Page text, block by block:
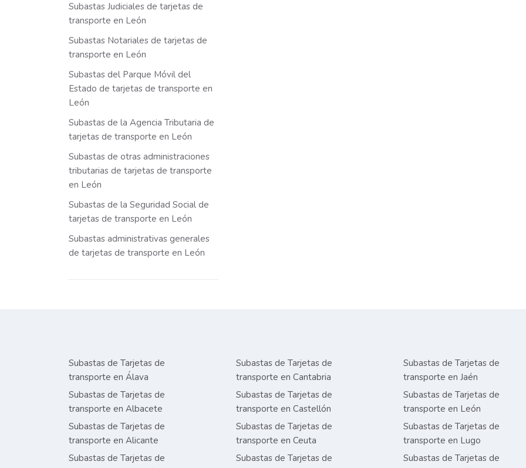
Subastas Judiciales de tarjetas de
transporte en León
Subastas Notariales de tarjetas de
transporte en León
Subastas del Parque Móvil del
Estado de tarjetas de transporte en
León
Subastas de la Agencia Tributaria de
tarjetas de transporte en León
Subastas de otras administraciones
tributarias de tarjetas de transporte
en León
Subastas de la Seguridad Social de
tarjetas de transporte en León
Subastas administrativas generales
de tarjetas de transporte en León
Subastas de Tarjetas de
transporte en Álava
Subastas de Tarjetas de
transporte en Albacete
Subastas de Tarjetas de
transporte en Alicante
Subastas de Tarjetas de
Subastas de Tarjetas de
transporte en Cantabria
Subastas de Tarjetas de
transporte en Castellón
Subastas de Tarjetas de
transporte en Ceuta
Subastas de Tarjetas de
Subastas de Tarjetas de
transporte en Jaén
Subastas de Tarjetas de
transporte en León
Subastas de Tarjetas de
transporte en Lugo
Subastas de Tarjetas de